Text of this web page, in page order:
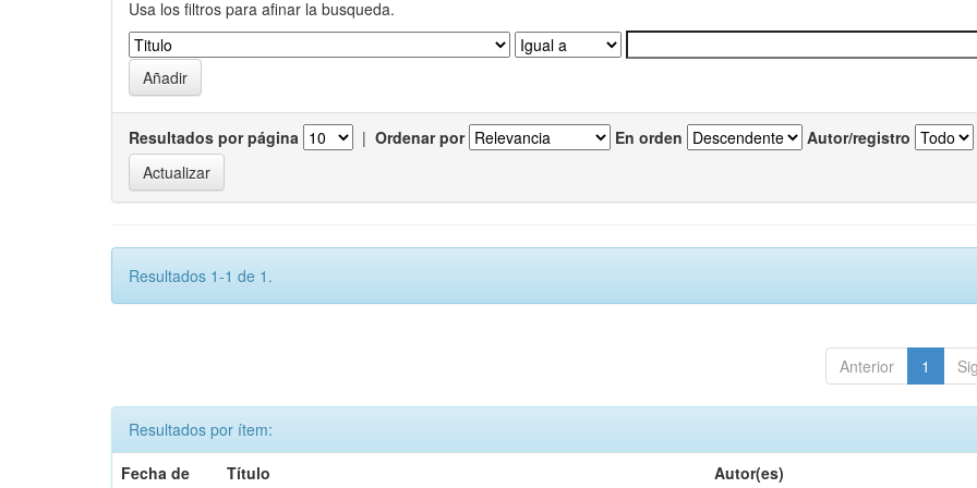
Usa los filtros para afinar la busqueda.
Resultados por página | Ordenar por En orden Autor/registro
Resultados 1-1 de 1.
Anterior 1
Resultados por ítem:
Fecha de
Título Autor(es)